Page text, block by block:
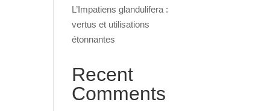
L’Impatiens glandulifera :
vertus et utilisations
étonnantes
Recent
Comments